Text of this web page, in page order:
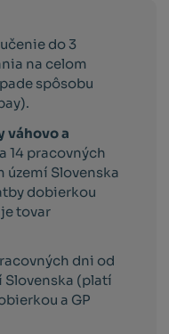
do 3
na celom
spôsobu
váhovo a
14 pracovných
území Slovenska
dobierkou
tovar
dni od
Slovenska (platí
a GP